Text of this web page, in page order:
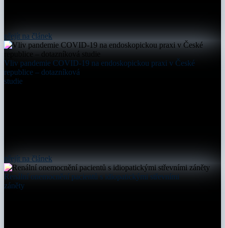
přejít na článek
Vliv pandemie COVID-19 na endoskopickou praxi v České
republice – dotazníková
studie
přejít na článek
Renální onemocnění pacientů s idiopatickými střevními
záněty